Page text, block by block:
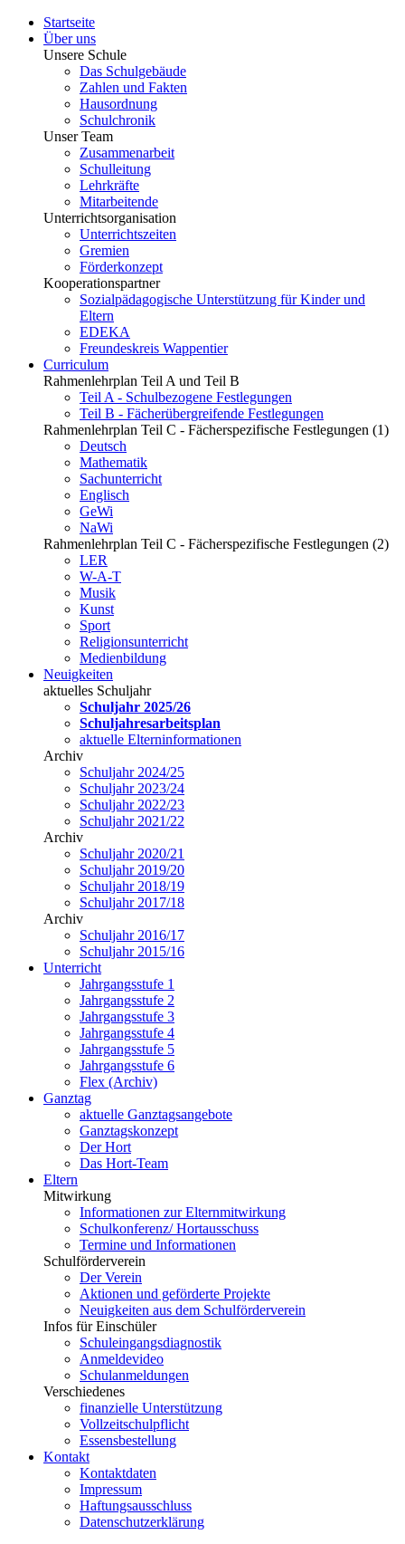
Startseite
Über uns
Unsere Schule
Das Schulgebäude
Zahlen und Fakten
Hausordnung
Schulchronik
Unser Team
Zusammenarbeit
Schulleitung
Lehrkräfte
Mitarbeitende
Unterrichtsorganisation
Unterrichtszeiten
Gremien
Förderkonzept
Kooperationspartner
Sozialpädagogische Unterstützung für Kinder und
Eltern
EDEKA
Freundeskreis Wappentier
Curriculum
Rahmenlehrplan Teil A und Teil B
Teil A - Schulbezogene Festlegungen
Teil B - Fächerübergreifende Festlegungen
Rahmenlehrplan Teil C - Fächerspezifische Festlegungen (1)
Deutsch
Mathematik
Sachunterricht
Englisch
GeWi
NaWi
Rahmenlehrplan Teil C - Fächerspezifische Festlegungen (2)
LER
W-A-T
Musik
Kunst
Sport
Religionsunterricht
Medienbildung
Neuigkeiten
aktuelles Schuljahr
Schuljahr 2025/26
Schuljahresarbeitsplan
aktuelle Elterninformationen
Archiv
Schuljahr 2024/25
Schuljahr 2023/24
Schuljahr 2022/23
Schuljahr 2021/22
Archiv
Schuljahr 2020/21
Schuljahr 2019/20
Schuljahr 2018/19
Schuljahr 2017/18
Archiv
Schuljahr 2016/17
Schuljahr 2015/16
Unterricht
Jahrgangsstufe 1
Jahrgangsstufe 2
Jahrgangsstufe 3
Jahrgangsstufe 4
Jahrgangsstufe 5
Jahrgangsstufe 6
Flex (Archiv)
Ganztag
aktuelle Ganztagsangebote
Ganztagskonzept
Der Hort
Das Hort-Team
Eltern
Mitwirkung
Informationen zur Elternmitwirkung
Schulkonferenz/ Hortausschuss
Termine und Informationen
Schulförderverein
Der Verein
Aktionen und geförderte Projekte
Neuigkeiten aus dem Schulförderverein
Infos für Einschüler
Schuleingangsdiagnostik
Anmeldevideo
Schulanmeldungen
Verschiedenes
finanzielle Unterstützung
Vollzeitschulpflicht
Essensbestellung
Kontakt
Kontaktdaten
Impressum
Haftungsausschluss
Datenschutzerklärung